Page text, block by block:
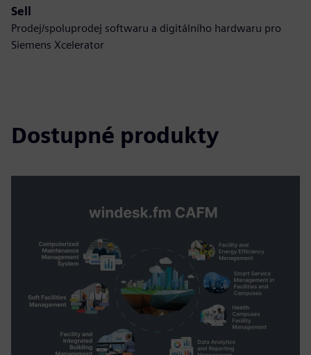
Sell
Prodej/spoluprodej softwaru a digitálního hardwaru pro
Siemens Xcelerator
Dostupné produkty